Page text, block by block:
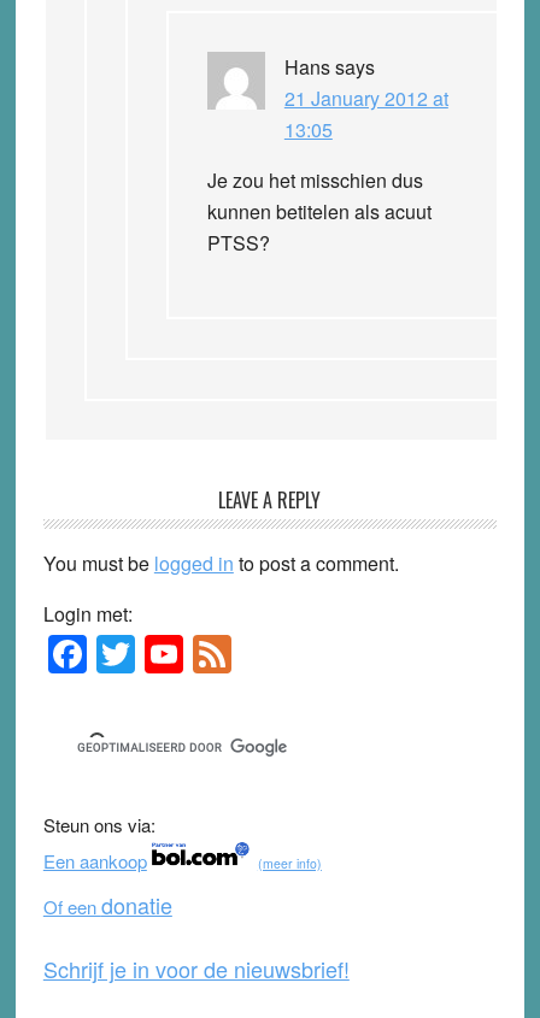
Hanssays
21 January 2012 at
13:05
Je zou het misschien dus
kunnen betitelen als acuut
PTSS?
LEAVE A REPLY
You must be logged in to post a comment.
Login met:
Primary
Sidebar
F
a
c
e
b
o
o
k
T
wi
tt
er
Y
o
u
T
b
e
F
e
d
Steun ons via:
Een aankoop
(meer info)
Of eendonatie
Schrijf je in voor de nieuwsbrief!